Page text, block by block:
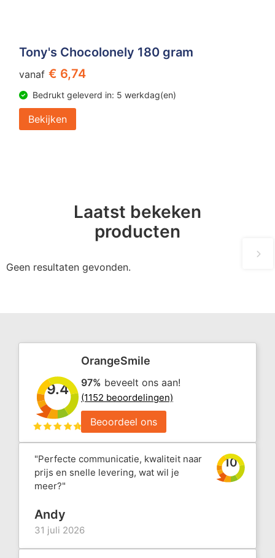
Tony's Chocolonely 180 gram
vanaf € 6,74
Bedrukt geleverd in: 5 werkdag(en)
Bekijken
Laatst bekeken
producten
Geen resultaten gevonden.
9.4
OrangeSmile
97% beveelt ons aan!
(1152 beoordelingen)
Beoordeel ons
"Perfecte communicatie, kwaliteit naar
prijs en snelle levering, wat wil je
meer?"
10
Andy
31 juli 2026